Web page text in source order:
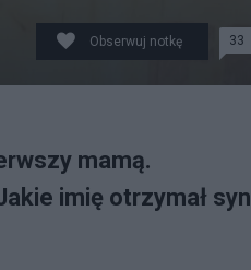
Obserwuj notkę 33
mamą.
imię otrzymał syn